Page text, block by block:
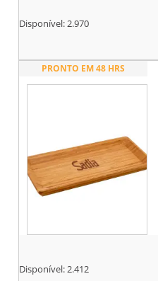
Disponível:2.970
PRONTO EM 48 HRS
Disponível:2.412